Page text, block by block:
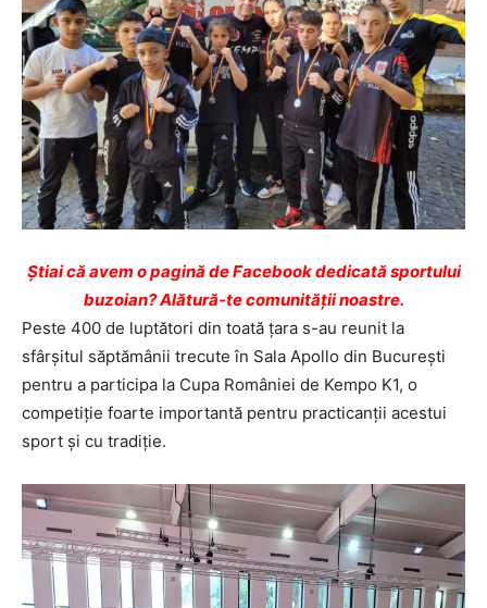
Ştiai că avem o pagină de Facebook dedicată sportului
buzoian? Alătură-te comunității noastre.
Peste 400 de luptători din toată țara s-au reunit la
sfârșitul săptămânii trecute în Sala Apollo din București
pentru a participa la Cupa României de Kempo K1, o
competiție foarte importantă pentru practicanții acestui
sport și cu tradiție.